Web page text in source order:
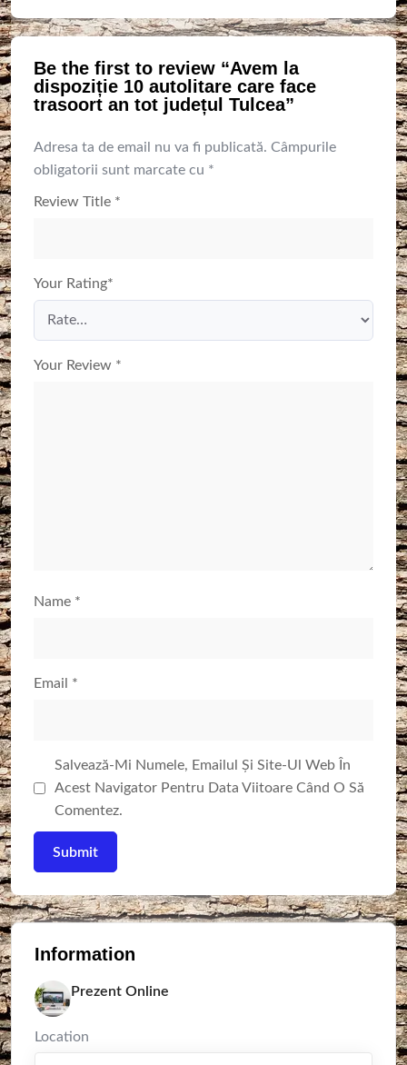
Be the first to review “Avem la
dispoziție 10 autolitare care face
trasoort an tot județul Tulcea”
Adresa ta de email nu va fi publicată. Câmpurile
obligatorii sunt marcate cu *
Review Title *
Your Rating*
Your Review *
Name *
Email *
Salvează-Mi Numele, Emailul Și Site-Ul Web În
Acest Navigator Pentru Data Viitoare Când O Să
Comentez.
Information
Prezent Online
Location